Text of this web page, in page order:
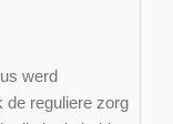
werd
de reguliere zorg